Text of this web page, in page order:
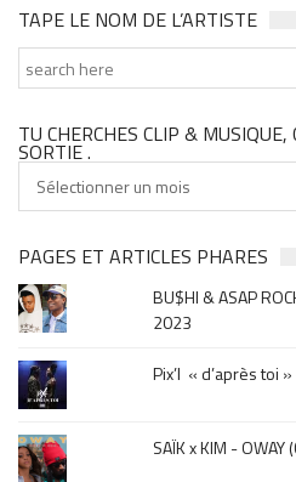
TAPE LE NOM DE L’ARTISTE
TU CHERCHES CLIP &
SORTIE .
cherches
&
musique,
click
sur
le
mois
de
la
sortie
PAGES ET ARTICLES PHARES
BU$HI & ASAP
2023
Pix’l « d’après toi
SAÏK x KIM -